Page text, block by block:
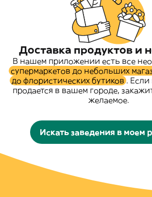
Доставка продуктов и
В нашем приложении есть все
супермаркетов до небольших
до флористических бутиков .
продается в вашем городе,
желаемое.
Искать заведения в моем